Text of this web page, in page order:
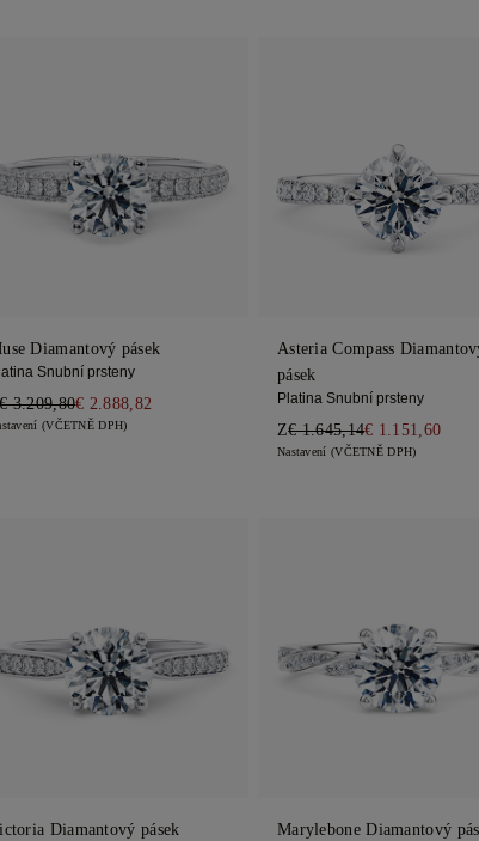
Diamantový pásek
Snubní prsteny
€ 3.209,80€ 2.888,82
(VČETNĚ DPH)
Asteria Compass
pásek
Platina Snubní prsteny
Z€ 1.645,14€ 1.151,60
Nastavení (VČETNĚ DPH)
Diamantový pásek Marylebone Diamantový